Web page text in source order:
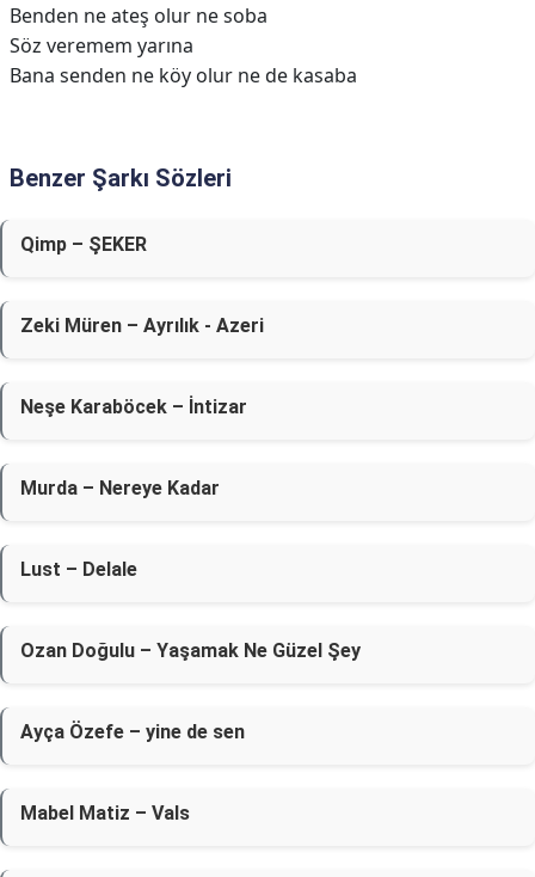
Benden ne ateş olur ne soba
Söz veremem yarına
Bana senden ne köy olur ne de kasaba
Benzer Şarkı Sözleri
Qimp – ŞEKER
Zeki Müren – Ayrılık - Azeri
Neşe Karaböcek – İntizar
Murda – Nereye Kadar
Lust – Delale
Ozan Doğulu – Yaşamak Ne Güzel Şey
Ayça Özefe – ​yine de sen
Mabel Matiz – Vals